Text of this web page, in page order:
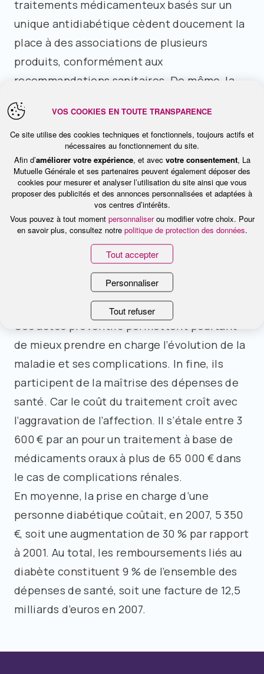
traitements médicamenteux basés sur un
unique antidiabétique cèdent doucement la
place à des associations de plusieurs
produits, conformément aux
recommandations sanitaires. De même, la
part des patients ayant bénéficié d’un suivi
régulier est en nette augmentation.
Encore des efforts à faire
Pour autant, des efforts restent à fournir.
Moins de la moitié des diabétiques
seulement bénéficient de trois dosages de
la glycémie par an ; un sur deux se plie à un
suivi ophtalmologique, moins de 40 % à un
suivi dentaire et moins d’un sur quatre à un
électrocardiogramme.
Ces actes préventifs permettent pourtant
de mieux prendre en charge l’évolution de la
maladie et ses complications. In fine, ils
participent de la maîtrise des dépenses de
santé. Car le coût du traitement croît avec
l’aggravation de l’affection. Il s’étale entre 3
600 € par an pour un traitement à base de
médicaments oraux à plus de 65 000 € dans
le cas de complications rénales.
En moyenne, la prise en charge d’une
personne diabétique coûtait, en 2007, 5 350
€, soit une augmentation de 30 % par rapport
à 2001. Au total, les remboursements liés au
diabète constituent 9 % de l’ensemble des
dépenses de santé, soit une facture de 12,5
milliards d’euros en 2007.
VOS COOKIES EN TOUTE TRANSPARENCE
Ce site utilise des cookies techniques et fonctionnels, toujours actifs et
nécessaires au fonctionnement du site.
Afin d’améliorer votre expérience, et avec votre consentement, La
Mutuelle Générale et ses partenaires peuvent également déposer des
cookies pour mesurer et analyser l’utilisation du site ainsi que vous
proposer des publicités et des annonces personnalisées et adaptées à
vos centres d’intérêts.
Vous pouvez à tout moment personnaliserou modifier votre choix. Pour
en savoir plus, consultez notre politique de protection des données.
Tout accepter
Personnaliser
Tout refuser